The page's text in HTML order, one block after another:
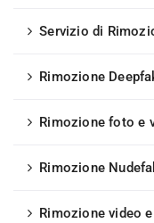
Servizio di
Rimozione
Rimozione foto e
Rimozione
Rimozione video